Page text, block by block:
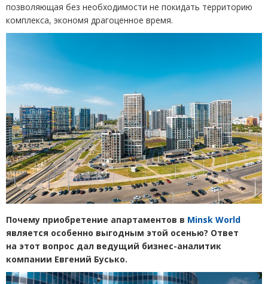
позволяющая без необходимости не покидать территорию
комплекса, экономя драгоценное время.
Почему приобретение апартаментов в Minsk World
является особенно выгодным этой осенью? Ответ
на этот вопрос дал ведущий бизнес-аналитик
компании Евгений Бусько.